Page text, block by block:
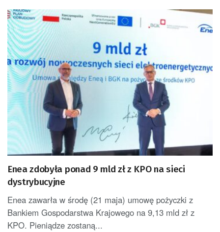
Enea zdobyła ponad 9 mld zł z KPO na sieci
dystrybucyjne
Enea zawarła w środę (21 maja) umowę pożyczki z
Bankiem Gospodarstwa Krajowego na 9,13 mld zł z
KPO. Pieniądze zostaną...